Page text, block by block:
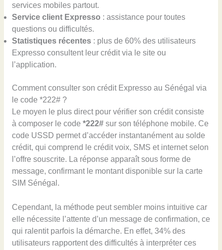
services mobiles partout.
Service client Expresso : assistance pour toutes
questions ou difficultés.
Statistiques récentes: plus de 60% des utilisateurs
Expresso consultent leur crédit via le site ou
l’application.
Comment consulter son crédit Expresso au Sénégal via
le code *222# ?
Le moyen le plus direct pour vérifier son crédit consiste
à composer le code *222#sur son téléphone mobile. Ce
code USSD permet d’accéder instantanément au solde
crédit, qui comprend le crédit voix, SMS et internet selon
l’offre souscrite. La réponse apparaît sous forme de
message, confirmant le montant disponible sur la carte
SIM Sénégal.
Cependant, la méthode peut sembler moins intuitive car
elle nécessite l’attente d’un message de confirmation, ce
qui ralentit parfois la démarche. En effet, 34% des
utilisateurs rapportent des difficultés à interpréter ces